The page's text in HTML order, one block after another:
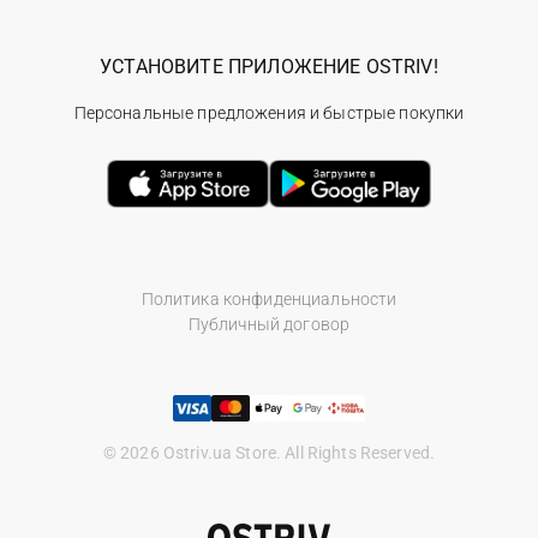
Политика конфиденциальности
Публичный договор
© 2026 Ostriv.ua Store. All Rights Reserved.
УСТАНОВИТЕ ПРИЛОЖЕНИЕ OSTRIV!
Персональные предложения и быстрые покупки